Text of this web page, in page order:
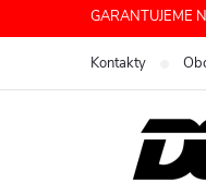
na
GARANTUJEME
Kontakty